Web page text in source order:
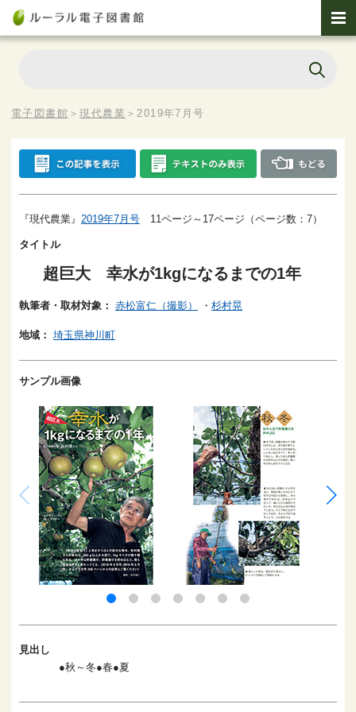
電子図書館 ＞現代農業 ＞2019年7月号
『現代農業』 2019年7月号 11ページ～17ページ（ページ数：7）
タイトル
超巨大 幸水が1kgになるまでの1年
執筆者・取材対象： 赤松富仁（撮影） ・ 杉村晃
地域： 埼玉県神川町
サンプル画像
見出し
●秋～冬●春●夏